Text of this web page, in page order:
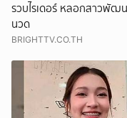
รวบไรเดอร์ หลอกสาวพัฒ
นวด
BRIGHTTV.CO.TH